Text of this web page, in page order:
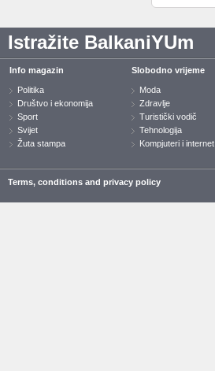
Istražite BalkaniYUm
Info magazin
Politika
Društvo i ekonomija
Sport
Svijet
Žuta stampa
Slobodno vrijeme
Moda
Zdravlje
Turistički vodič
Tehnologija
Kompjuteri i internet
Terms, conditions and privacy policy